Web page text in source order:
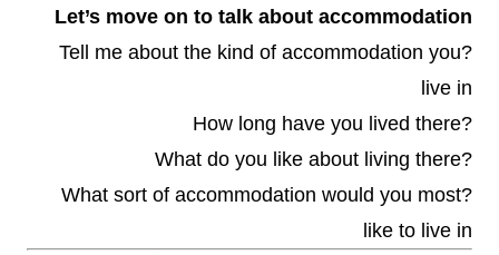
Let’s move on to talk about accommodation
?Tell me about the kind of accommodation you
live in
?How long have you lived there
?What do you like about living there
?What sort of accommodation would you most
like to live in